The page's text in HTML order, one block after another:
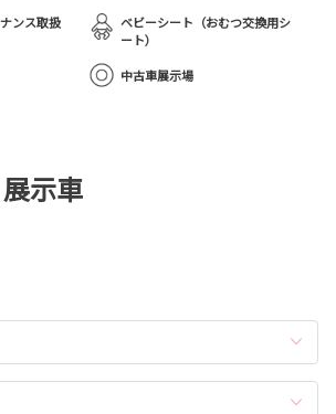
ンス取扱
ベビーシート（おむつ交換用シ
ート）
中古車展示場
示車